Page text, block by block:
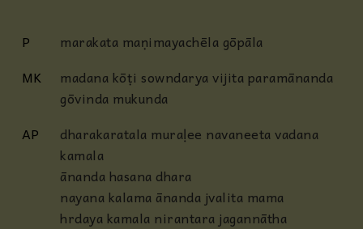
P
marakata maṇimayachēla gōpāla
MK
madana kōṭi sowndarya vijita paramānanda
gōvinda mukunda
AP
dharakaratala muraḷee navaneeta vadana
kamala
ānanda hasana dhara
nayana kalama ānanda jvalita mama
hrdaya kamala nirantara jagannātha